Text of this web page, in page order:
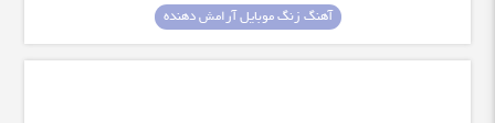
آهنگ زنگ موبایل آرامش دهنده